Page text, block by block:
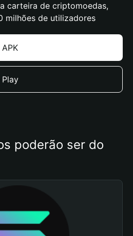
carteira de criptomoedas,
milhões de utilizadores
poderão ser do